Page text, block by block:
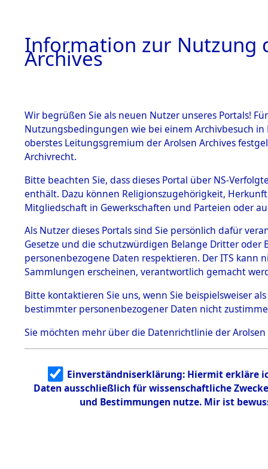
BESTÄNDE
1.
mente
5. Verschiedenes
5.3
Todesmärsche
5.3.1 Alliierte
Erhebungen
zu
Todesmärsch
en
5.3.2
Identifizierun
g
5.3.3
Todesmärsch
auf dem
zur
Roding)
Leben
0001
Information zur Nutzung
Archives
Wir begrüßen Sie als neuen Nutzer unseres Portals!
Nutzungsbedingungen wie bei einem Archivbesuch
oberstes Leitungsgremium der Arolsen Archives
Archivrecht.
Bitte beachten Sie, dass dieses Portal über NS-
enthält. Dazu können Religionszugehörigkeit,
Mitgliedschaft in Gewerkschaften und Parteien oder
Als Nutzer dieses Portals sind Sie persönlich dafür
Gesetze und die schutzwürdigen Belange Dritter
personenbezogene Daten respektieren. Der ITS
Sammlungen erscheinen, verantwortlich gemacht
Bitte kontaktieren Sie uns, wenn Sie beispielsweiser
bestimmter personenbezogener Daten nicht
Sie möchten mehr über die Datenrichtlinie der Arolsen
Einverständniserklärung: Hiermit erkläre
Daten ausschließlich für wissenschaftliche
und Bestimmungen nutze. Mir ist